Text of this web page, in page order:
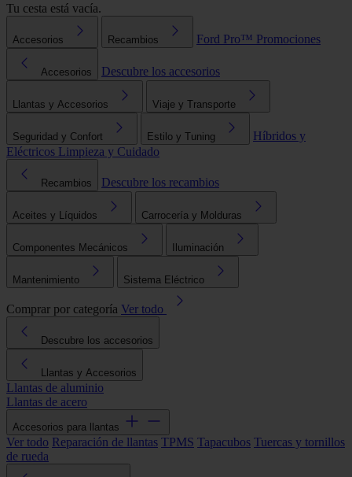
Tu cesta está vacía.
Accesorios Recambios Ford Pro™ Promociones
Accesorios Descubre los accesorios
Llantas y Accesorios Viaje y Transporte
Seguridad y Confort Estilo y Tuning
Híbridos y
Eléctricos Limpieza y Cuidado
Recambios Descubre los recambios
Aceites y Líquidos Carrocería y Molduras
Componentes Mecánicos Iluminación
Mantenimiento Sistema Eléctrico
Comprar por categoría Ver todo
Descubre los accesorios
Llantas y Accesorios
Llantas de aluminio
Llantas de acero
Accesorios para llantas
Ver todo Reparación de llantas TPMS Tapacubos Tuercas y tornillos
de rueda